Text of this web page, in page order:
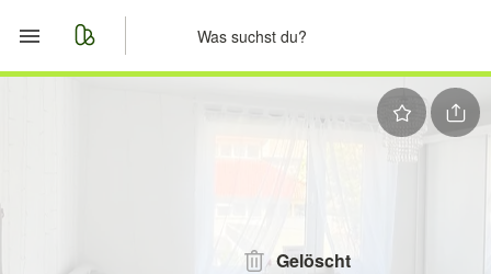
Gelöscht